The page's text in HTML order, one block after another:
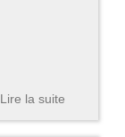
Lire la suite